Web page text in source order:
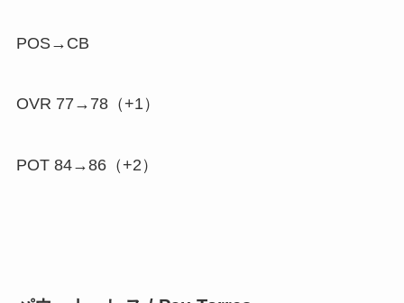
POS→CB
OVR 77→78（+1）
POT 84→86（+2 ）